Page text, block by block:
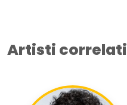
Artisti correlati